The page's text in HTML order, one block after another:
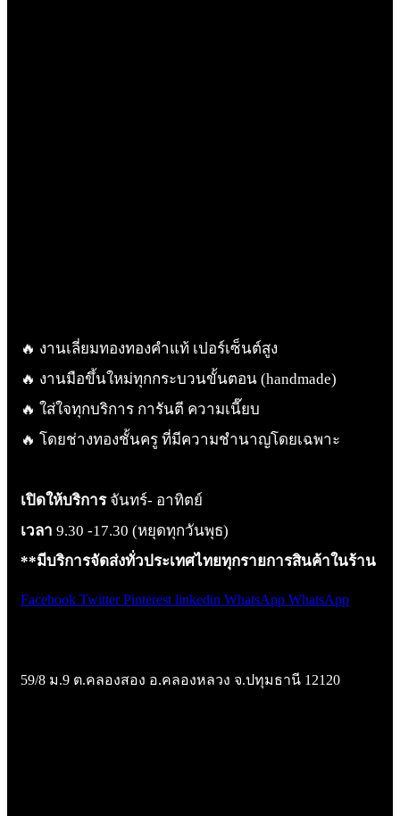
🔥 งานเลี่ยมทองทองคำแท้ เปอร์เซ็นต์สูง
🔥 งานมือขึ้นใหม่ทุกกระบวนขั้นตอน (handmade)
🔥 ใส่ใจทุกบริการ การันตี ความเนี๊ยบ
🔥 โดยช่างทองชั้นครู ที่มีความชำนาญโดยเฉพาะ
เปิดให้บริการ จันทร์- อาทิตย์
เวลา 9.30 -17.30 (หยุดทุกวันพุธ)
**มีบริการจัดส่งทั่วประเทศไทยทุกรายการสินค้าในร้าน
Facebook Twitter Pinterest linkedin WhatsApp WhatsApp
59/8 ม.9 ต.คลองสอง อ.คลองหลวง จ.ปทุมธานี 12120